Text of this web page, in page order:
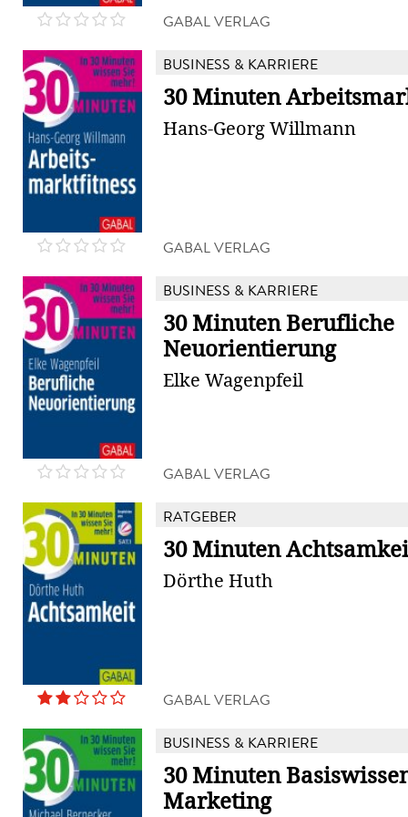
GABAL VERLAG
BUSINESS & KARRIERE
30 Minuten
Hans-Georg Willmann
GABAL VERLAG
BUSINESS & KARRIERE
30 Minuten Berufliche
Neuorientierung
Elke Wagenpfeil
GABAL VERLAG
RATGEBER
30 Minuten
Dörthe Huth
GABAL VERLAG
BUSINESS & KARRIERE
30 Minuten
Marketing